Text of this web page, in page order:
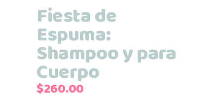
Fiesta de
Espuma:
Shampoo y para
Cuerpo
$260.00